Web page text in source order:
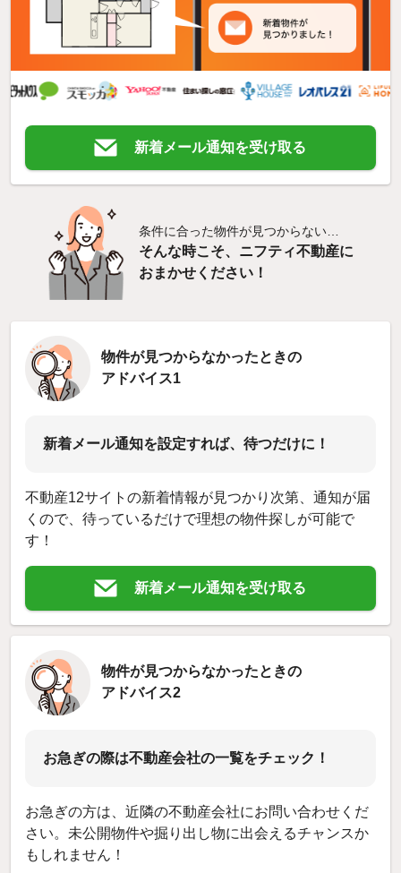
新着メール通知を受け取る
条件に合った物件が見つからない…
そんな時こそ、ニフティ不動産に
おまかせください！
物件が見つからなかったときの
アドバイス1
新着メール通知を設定すれば、待つだけに！
不動産12サイトの新着情報が見つかり次第、通知が届
くので、待っているだけで理想の物件探しが可能で
す！
新着メール通知を受け取る
物件が見つからなかったときの
アドバイス2
お急ぎの際は不動産会社の一覧をチェック！
お急ぎの方は、近隣の不動産会社にお問い合わせくだ
さい。未公開物件や掘り出し物に出会えるチャンスか
もしれません！